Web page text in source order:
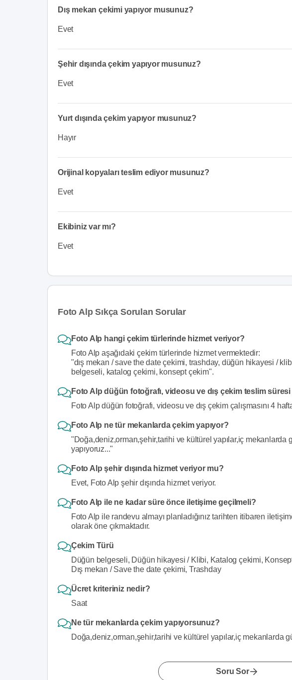
Dış mekan çekimi yapıyor musunuz?
Evet
Şehir dışında çekim yapıyor musunuz?
Evet
Yurt dışında çekim yapıyor musunuz?
Hayır
Orijinal kopyaları teslim ediyor musunuz?
Evet
Ekibiniz var mı?
Evet
Foto Alp Sıkça Sorulan Sorular
Foto Alp hangi çekim türlerinde hizmet veriyor?
Foto Alp aşağıdaki çekim türlerinde hizmet vermektedir:
"dış mekan / save the date çekimi, trashday, düğün hikayesi /
belgeseli, katalog çekimi, konsept çekim".
Foto Alp düğün fotoğrafı, videosu ve dış çekim teslim
Foto Alp düğün fotoğrafı, videosu ve dış çekim çalışmasını 4
Foto Alp ne tür mekanlarda çekim yapıyor?
"Doğa,deniz,orman,şehir,tarihi ve kültürel yapılar,iç mekanlarda
yapıyoruz..."
Foto Alp şehir dışında hizmet veriyor mu?
Evet, Foto Alp şehir dışında hizmet veriyor.
Foto Alp ile ne kadar süre önce iletişime geçilmeli?
Foto Alp ile randevu almayı planladığınız tarihten itibaren
olarak öne çıkmaktadır.
Çekim Türü
Düğün belgeseli, Düğün hikayesi / Klibi, Katalog çekimi,
Dış mekan / Save the date çekimi, Trashday
Ücret kriteriniz nedir?
Saat
Ne tür mekanlarda çekim yapıyorsunuz?
Doğa,deniz,orman,şehir,tarihi ve kültürel yapılar,iç mekanlarda
Soru Sor